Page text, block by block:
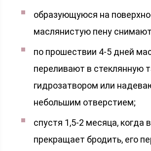
образующуюся на
маслянистую пену
по прошествии 4-5 дней
переливают в стеклянную
гидрозатвором или
небольшим отверстием;
спустя 1,5-2 месяца, когда
прекращает бродить, его